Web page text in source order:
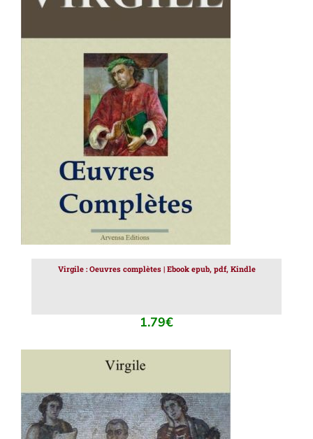
AJOUTER AU PANIER / DÉTAILS
Virgile : Oeuvres complètes | Ebook epub, pdf, Kindle
1.79€